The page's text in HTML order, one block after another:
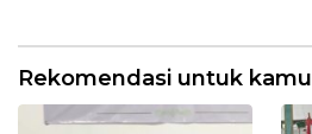
Rekomendasi untuk kamu